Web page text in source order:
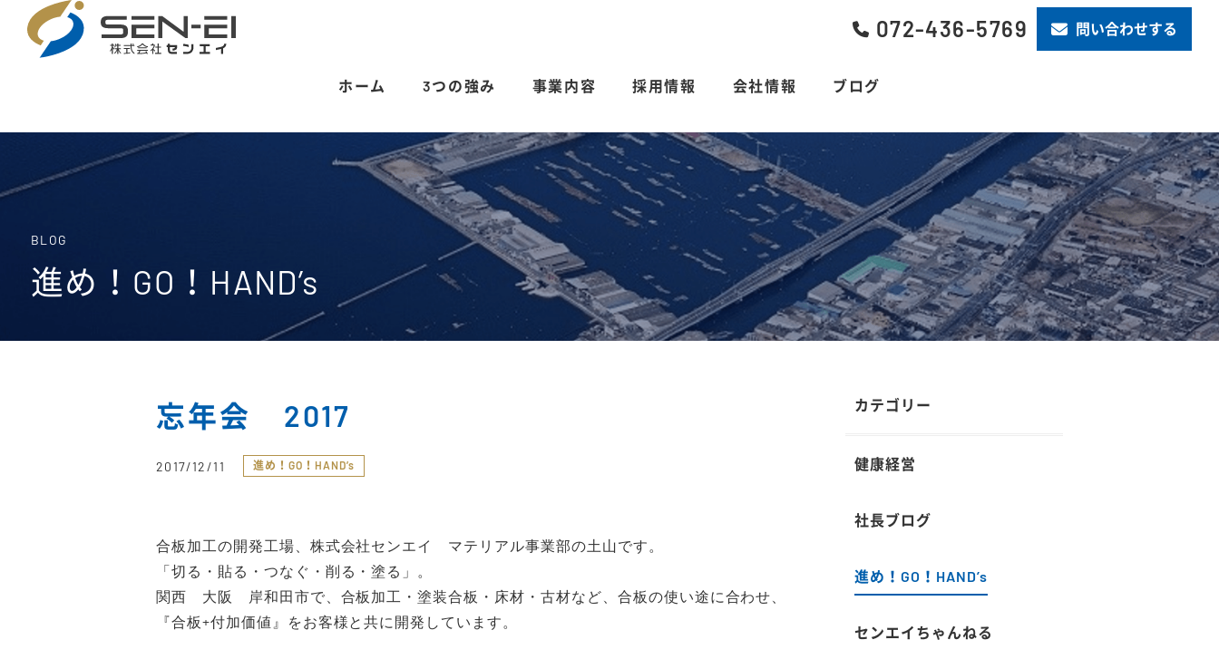
072-436-5769 問い合わせする
ホーム 3つの強み 事業内容 採用情報 会社情報 ブログ
BLOG
進め！GO！HAND’s
忘年会 2017
2017/12/11 進め！GO！HAND’s
合板加工の開発工場、株式会社センエイ マテリアル事業部の土山です。
「切る・貼る・つなぐ・削る・塗る」。
関西 大阪 岸和田市で、合板加工・塗装合板・床材・古材など、合板の使い途に合わせ、
『合板+付加価値』をお客様と共に開発しています。
カテゴリー
健康経営
社長ブログ
進め！GO！HAND’s
センエイちゃんねる